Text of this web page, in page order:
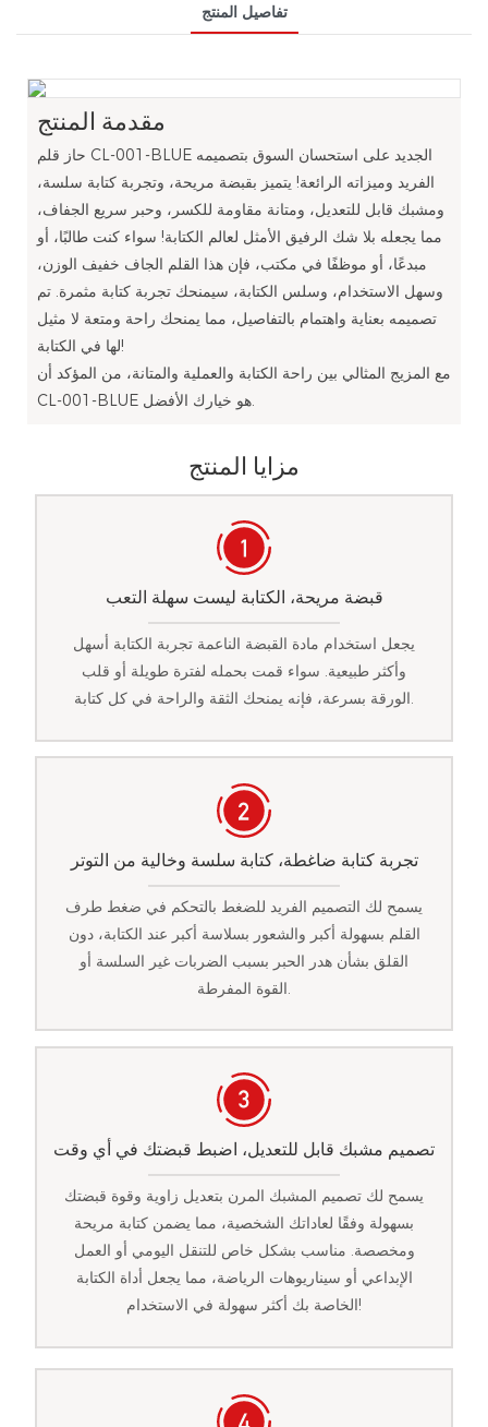
تفاصيل المنتج
مقدمة المنتج
حاز قلم CL-001-BLUE الجديد على استحسان السوق بتصميمه
الفريد وميزاته الرائعة! يتميز بقبضة مريحة، وتجربة كتابة سلسة،
ومشبك قابل للتعديل، ومتانة مقاومة للكسر، وحبر سريع الجفاف،
مما يجعله بلا شك الرفيق الأمثل لعالم الكتابة! سواء كنت طالبًا، أو
مبدعًا، أو موظفًا في مكتب، فإن هذا القلم الجاف خفيف الوزن،
وسهل الاستخدام، وسلس الكتابة، سيمنحك تجربة كتابة مثمرة. تم
تصميمه بعناية واهتمام بالتفاصيل، مما يمنحك راحة ومتعة لا مثيل
لها في الكتابة!
مع المزيج المثالي بين راحة الكتابة والعملية والمتانة، من المؤكد أن
CL-001-BLUE هو خيارك الأفضل.
مزايا المنتج
قبضة مريحة، الكتابة ليست سهلة التعب
يجعل استخدام مادة القبضة الناعمة تجربة الكتابة أسهل
وأكثر طبيعية. سواء قمت بحمله لفترة طويلة أو قلب
الورقة بسرعة، فإنه يمنحك الثقة والراحة في كل كتابة.
تجربة كتابة ضاغطة، كتابة سلسة وخالية من التوتر
يسمح لك التصميم الفريد للضغط بالتحكم في ضغط طرف
القلم بسهولة أكبر والشعور بسلاسة أكبر عند الكتابة، دون
القلق بشأن هدر الحبر بسبب الضربات غير السلسة أو
القوة المفرطة.
تصميم مشبك قابل للتعديل، اضبط قبضتك في أي وقت
يسمح لك تصميم المشبك المرن بتعديل زاوية وقوة قبضتك
بسهولة وفقًا لعاداتك الشخصية، مما يضمن كتابة مريحة
ومخصصة. مناسب بشكل خاص للتنقل اليومي أو العمل
الإبداعي أو سيناريوهات الرياضة، مما يجعل أداة الكتابة
الخاصة بك أكثر سهولة في الاستخدام!